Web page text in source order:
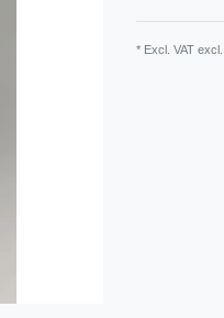
* Excl. VAT excl.